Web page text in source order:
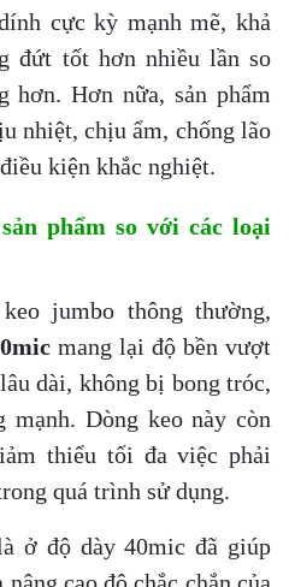
cực kỳ mạnh mẽ, khả
đứt tốt hơn nhiều lần so
hơn. Hơn nữa, sản phẩm
nhiệt, chịu ẩm, chống lão
kiện khắc nghiệt.
phẩm so với các loại
jumbo thông thường,
mang lại độ bền vượt
dài, không bị bong tróc,
Dòng keo này còn
thiểu tối đa việc phải
quá trình sử dụng.
ở độ dày 40mic đã giúp
cao độ chắc chắn của